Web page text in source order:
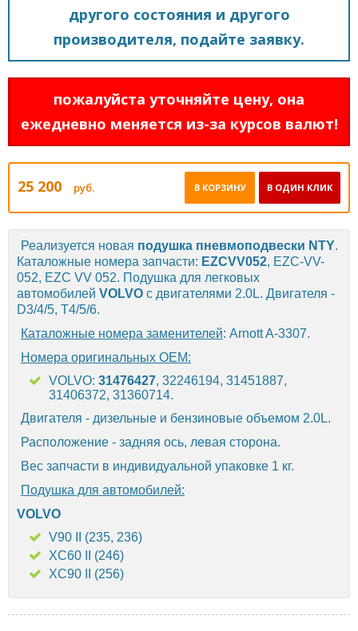
другого состояния и другого
производителя, подайте заявку.
пожалуйста уточняйте цену, она
ежедневно меняется из-за курсов валют!
25 200 руб. В ОДИН КЛИК
В КОРЗИНУ
Реализуется новая подушка пневмоподвески NTY.
Каталожные номера запчасти: EZCVV052, EZC-VV-
052, EZC VV 052. Подушка для легковых
автомобилей VOLVO с двигателями 2.0L. Двигателя -
D3/4/5, T4/5/6.
Каталожные номера заменителей: Arnott A-3307.
Номера оригинальных OEM:
VOLVO: 31476427, 32246194, 31451887,
31406372, 31360714.
Двигателя - дизельные и бензиновые объемом 2.0L.
Расположение - задняя ось, левая сторона.
Вес запчасти в индивидуальной упаковке 1 кг.
Подушка для автомобилей:
VOLVO
V90 II (235, 236)
XC60 II (246)
XC90 II (256)